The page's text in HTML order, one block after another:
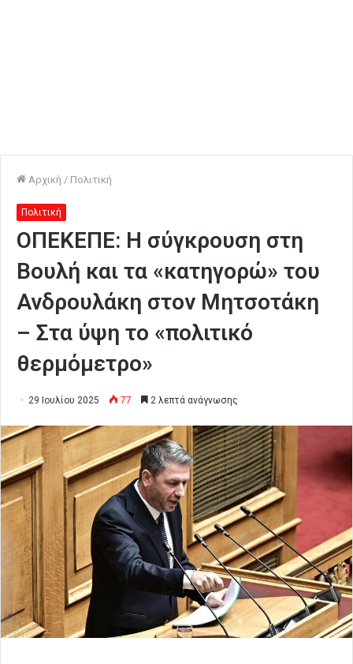
Αρχική / Πολιτική
Πολιτική
ΟΠΕΚΕΠΕ: Η σύγκρουση στη
Βουλή και τα «κατηγορώ» του
Ανδρουλάκη στον Μητσοτάκη
– Στα ύψη το «πολιτικό
θερμόμετρο»
29 Ιουλίου 2025 77 2 λεπτά ανάγνωσης